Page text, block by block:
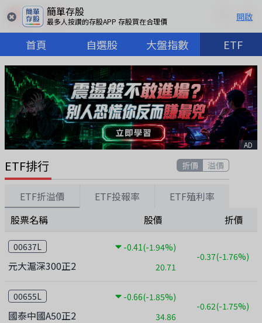
簡單存股
最多人按讚的存股APP 存股買在合理價 開啟
首頁 自選股 大盤指數 ETF
AD
ETF排行 折價 溢價
ETF折溢價 ETF投報率
ETF殖利率
股票名稱
股價 折價
00637L
元大滬深300正2 20.71
-0.41(-1.94%)
-0.37(-1.76%)
00655L
國泰中國A50正2 34.86
-0.66(-1.85%)
-0.62(-1.75%)